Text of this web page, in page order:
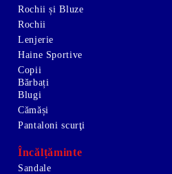
Rochii și Bluze
Rochii
Lenjerie
Haine Sportive
Copii
Bărbați
Blugi
Cămăși
Pantaloni scurţi
Încălțăminte
Sandale